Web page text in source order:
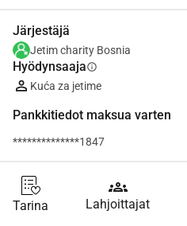
Järjestäjä
Jetim charity Bosnia
Hyödynsaajainfo
Kuća za jetime
Pankkitiedot maksua varten
**************1847
Tarina
groups
Lahjoittajat